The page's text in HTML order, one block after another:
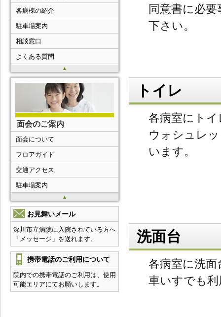
同意書に必
下さい。
トイレ
各病室にト
ウォシュレ
います。
洗面台
各病室に洗
車いすでも
▲
各病棟の紹介
駐車場案内
相談窓口
よくある質問
面会のご案内
▲
面会について
フロアガイド
交通アクセス
駐車場案内
お見舞いメール
深川市立病院に入院されている方へ
「メッセージ」を送れます。
携帯電話のご利用について
院内での携帯電話のご利用は、使用
可能エリアにてお願いします。